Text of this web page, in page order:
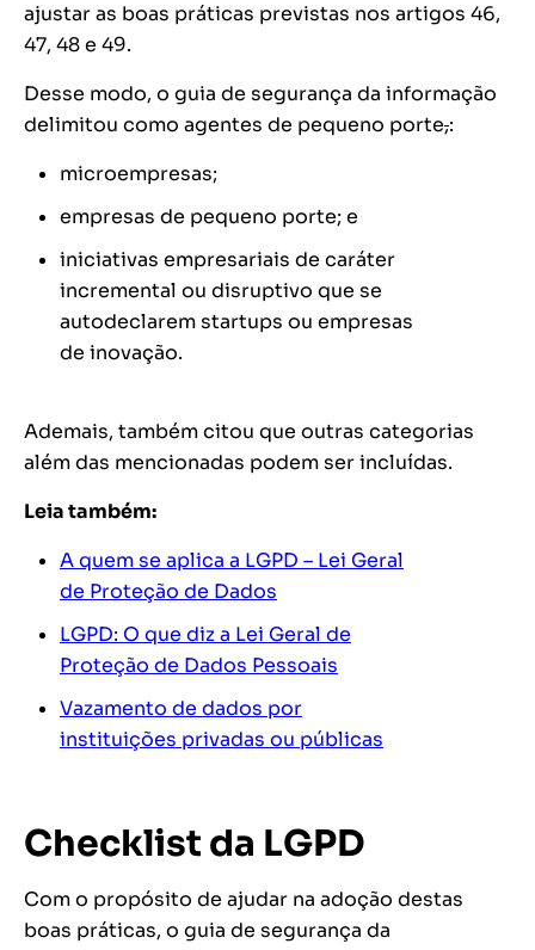
ajustar as boas práticas previstas nos artigos 46,
47, 48e 49.
Desse modo, o guia de segurança da informação
delimitou como agentes de pequeno porte,:
microempresas;
empresas de pequeno porte; e
iniciativas empresariais de caráter
incremental ou disruptivo que se
autodeclaremstartups ou empresas
de inovação.
Ademais, também citou que outras categorias
além das mencionadas podem ser incluídas.
Leia também:
A quem se aplica a LGPD – Lei Geral
de Proteção de Dados
LGPD: O que diz a Lei Geral de
Proteção de Dados Pessoais
Vazamento de dados por
instituições privadas ou públicas
Checklist da LGPD
Com o propósito de ajudar na adoção destas
boas práticas, o guia de segurança da